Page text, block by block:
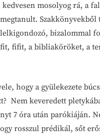
mosolyog rá, a
bizalommal
fifit, a bibliaköröket, a
hogy a gyülekezete
Nem keveredett
7 óra után parókiáján.
rosszul prédikál, sőt